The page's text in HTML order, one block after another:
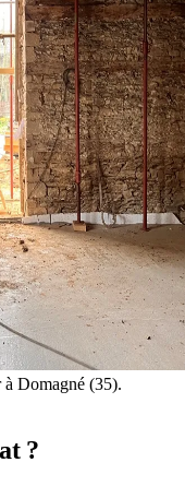
à Domagné (35).
?